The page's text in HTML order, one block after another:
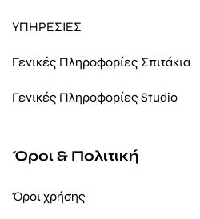
ΥΠΗΡΕΣΙΕΣ
Γενικές Πληροφορίες Σπιτάκια
Γενικές Πληροφορίες Studio
Όροι & Πολιτική
Όροι χρήσης